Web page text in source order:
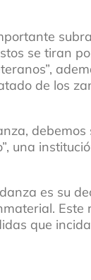
se tiran
de los
una
es su
que